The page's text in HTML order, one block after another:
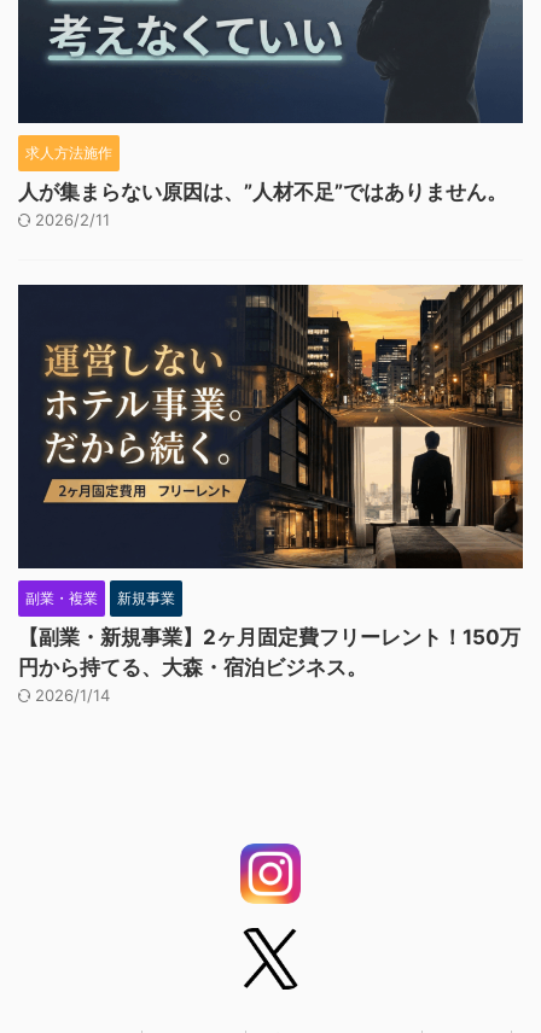
求人方法施作
人が集まらない原因は、”人材不足”ではありません。
2026/2/11
副業・複業 新規事業
【副業・新規事業】2ヶ月固定費フリーレント！150万
円から持てる、大森・宿泊ビジネス。
2026/1/14